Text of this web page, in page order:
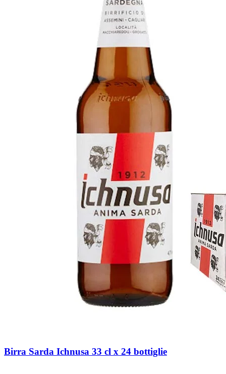
Birra Sarda Ichnusa 33 cl x 24 bottiglie